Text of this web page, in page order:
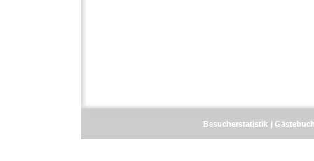
Besucherstatistik